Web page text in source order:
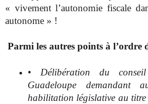
« vivement l’autonomie fiscale
autonome » !
Parmi les autres points à l’ordre
• Délibération du
Guadeloupe demandant
habilitation législative au